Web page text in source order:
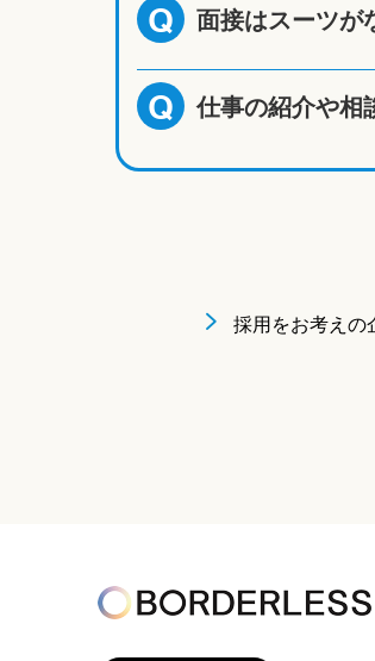
Q 面接はスーツが
Q 仕事の紹介や相
採用をお考えの